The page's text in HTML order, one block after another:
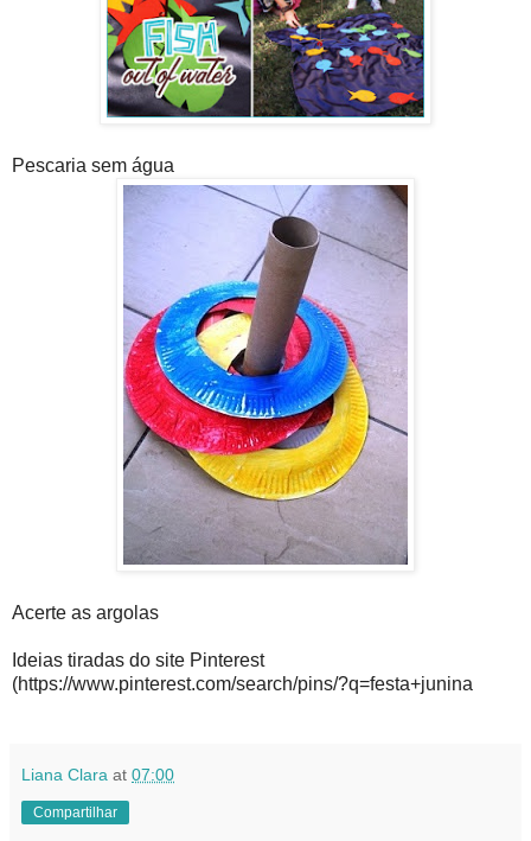
Pescaria sem água
Acerte as argolas
Ideias tiradas do site Pinterest
(https://www.pinterest.com/search/pins/?q=festa+junina
Liana Clara at 07:00
Compartilhar